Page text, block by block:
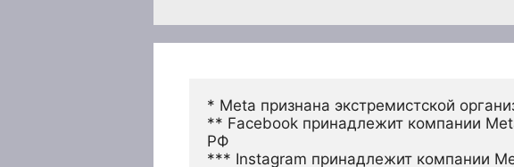
* Meta признана экстремистской
** Facebook принадлежит компании
РФ
*** Instagram принадлежит компании